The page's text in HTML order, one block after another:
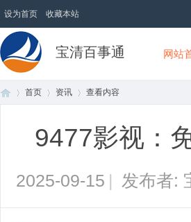
设为首页 收藏本站
宝清百事通 网站
首页 资讯 查看内容
9477影视：
2025-09-15 | 发布者: